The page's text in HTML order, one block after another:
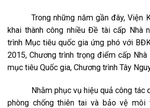
Trong những năm gần đây, Viện
khai thành công nhiều Đề tài cấp Nhà
trình Mục tiêu quốc gia ứng phó với
2015, Chương trình trọng điểm cấp Nhà
mục tiêu Quốc gia, Chương trình Tây
Nhằm phục vụ hiệu quả công tác
phòng chống thiên tai và bảo vệ môi